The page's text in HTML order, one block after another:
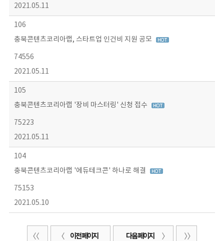
2021.05.11
106
충북콘텐츠코리아랩, 스타트업 인건비 지원 공모
74556
2021.05.11
105
충북콘텐츠코리아랩 '장비 마스터링' 신청 접수
75223
2021.05.11
104
충북콘텐츠코리아랩 '에듀테크콘' 하나로 해결
75153
2021.05.10
이전 페이지 다음 페이지